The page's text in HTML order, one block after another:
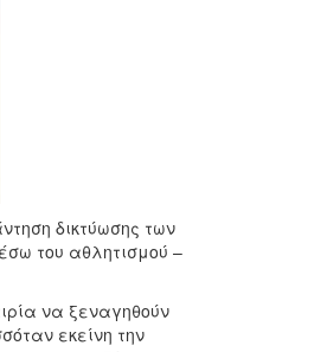
δικτύωσης των
του αθλητισμού –
να ξεναγηθούν
εκείνη την